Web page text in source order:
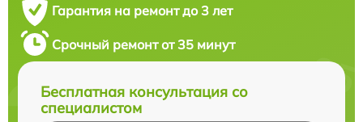
Гарантия на ремонт до 3 лет
Срочный ремонт от 35 минут
Бесплатная консультация со
специалистом